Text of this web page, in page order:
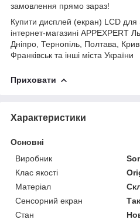
замовлення прямо зараз!
Купити дисплей (екран) LCD
інтернет-магазині APPEXPERT
Дніпро, Тернопіль, Полтава,
Франківськ та інші міста України
Приховати
Характеристики
Основні
Виробник
Клас якості
Матеріал
Сенсорний екран
Так
Стан